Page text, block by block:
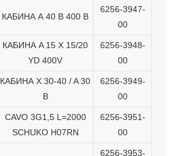
КАБИНА А 40 В 400 В
6256-3947-
00
КАБИНА A 15 X 15/20
YD 400V
6256-3948-
00
КАБИНА X 30-40 / A 30
В
6256-3949-
00
CAVO 3G1,5 L=2000
SCHUKO H07RN
6256-3951-
00
6256-3953-